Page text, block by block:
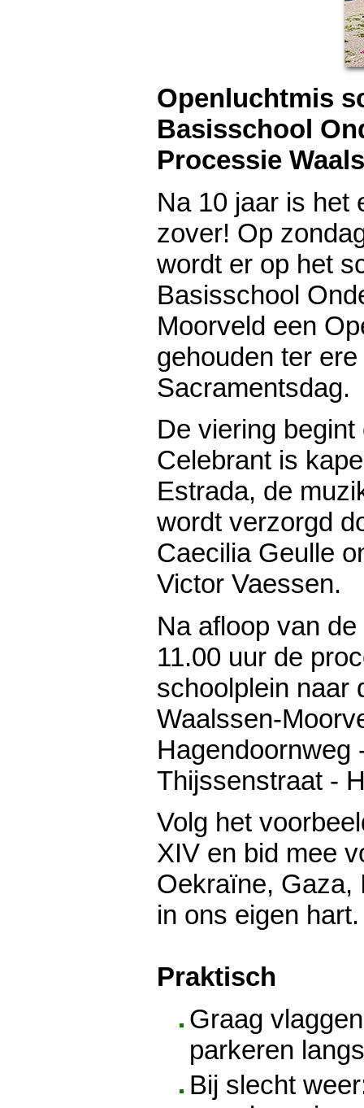
Openluchtmis
Basisschool
Processie
Na 10 jaar is het
zover! Op
wordt er op het
Basisschool
Moorveld een
gehouden ter
Sacramentsdag.
De viering
Celebrant is
Estrada, de
wordt verzorgd
Caecilia Geulle
Victor Vaessen.
Na afloop van
11.00 uur de
schoolplein naar
Waalssen-
Hagendoornweg
Thijssenstraat -
Volg het
XIV en bid mee
Oekraïne, Gaza,
in ons eigen hart.
Praktisch
Graag
parkeren
Bij slecht